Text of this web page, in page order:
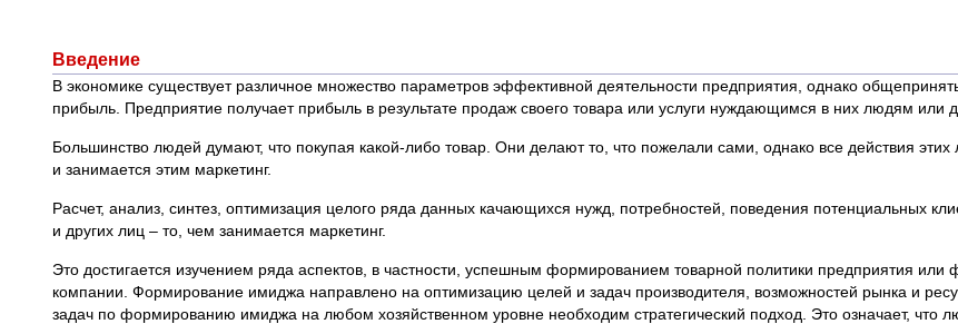
Введение
В экономике существует различное множество параметров эффективной деятельности предприятия, однако
прибыль. Предприятие получает прибыль в результате продаж своего товара или услуги нуждающимся в них людям или
Большинство людей думают, что покупая какой-либо товар. Они делают то, что пожелали сами, однако все действия этих
и занимается этим маркетинг.
Расчет, анализ, синтез, оптимизация целого ряда данных качающихся нужд, потребностей, поведения потенциальных
и других лиц – то, чем занимается маркетинг.
Это достигается изучением ряда аспектов, в частности, успешным формированием товарной политики предприятия
компании. Формирование имиджа направлено на оптимизацию целей и задач производителя, возможностей рынка и
задач по формированию имиджа на любом хозяйственном уровне необходим стратегический подход. Это означает, что